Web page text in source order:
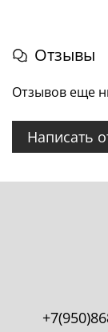
Отзывы
Отзывов еще
Написать